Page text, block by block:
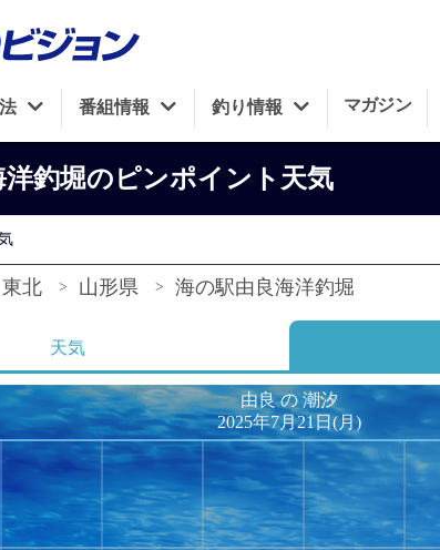
番組情報 釣り情報 マガジン
釣堀のピンポイント天気
北 山形県 海の駅由良海洋釣堀
天気